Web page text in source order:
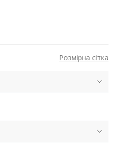
Розмірна сітка